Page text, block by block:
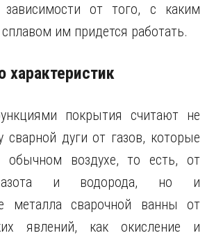
от того, с каким
им придется работать.
характеристик
покрытия считают не
сварной дуги от газов, которые
обычном воздухе, то есть, от
азота и водорода, но и
металла сварочной ванны от
явлений, как окисление и